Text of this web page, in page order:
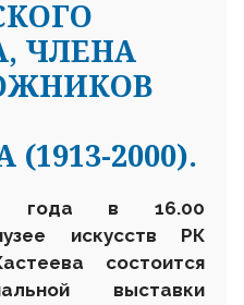
ЧЛЕНА
2000).
года в 16.00
искусств РК
состоится
выставки